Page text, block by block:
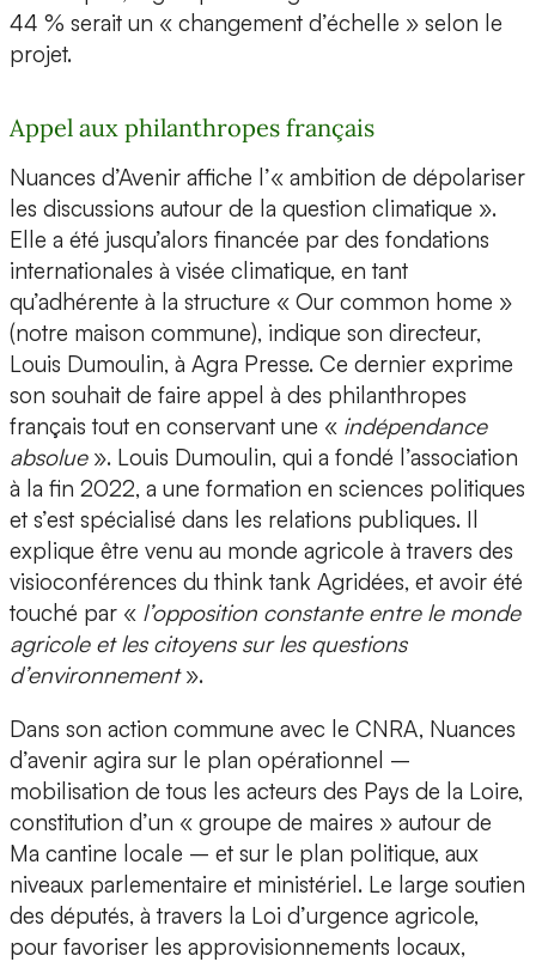
44 % serait un « changement d’échelle » selon le
projet.
Appel aux philanthropes français
Nuances d’Avenir affiche l’« ambition de dépolariser
les discussions autour de la question climatique ».
Elle a été jusqu’alors financée par des fondations
internationales à visée climatique, en tant
qu’adhérente à la structure « Our common home »
(notre maison commune), indique son directeur,
Louis Dumoulin, à Agra Presse. Ce dernier exprime
son souhait de faire appel à des philanthropes
français tout en conservant une « indépendance
absolue». Louis Dumoulin, qui a fondé l’association
à la fin 2022, a une formation en sciences politiques
et s’est spécialisé dans les relations publiques. Il
explique être venu au monde agricole à travers des
visioconférences du think tank Agridées, et avoir été
touché par « l’opposition constante entre le monde
agricole et les citoyens sur les questions
d’environnement».
Dans son action commune avec le CNRA, Nuances
d’avenir agira sur le plan opérationnel –
mobilisation de tous les acteurs des Pays de la Loire,
constitution d’un « groupe de maires » autour de
Ma cantine locale – et sur le plan politique, aux
niveaux parlementaire et ministériel. Le large soutien
des députés, à travers la Loi d’urgence agricole,
pour favoriser les approvisionnements locaux,